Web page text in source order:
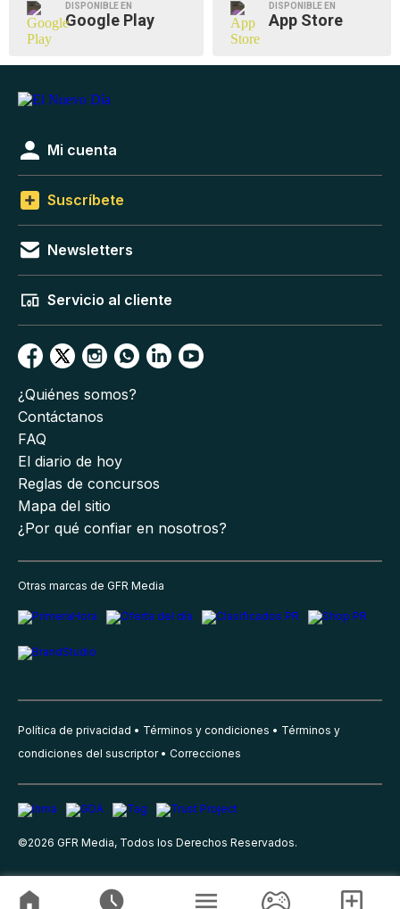
DISPONIBLE EN
Google Play
DISPONIBLE EN
App Store
Mi cuenta
Suscríbete
Newsletters
Servicio al cliente
¿Quiénes somos?
Contáctanos
FAQ
El diario de hoy
Reglas de concursos
Mapa del sitio
¿Por qué confiar en nosotros?
Otras marcas de GFR Media
Política de privacidad Términos y condiciones
Términos y
condiciones del suscriptor
Correcciones
©2026 GFR Media, Todos los Derechos Reservados.